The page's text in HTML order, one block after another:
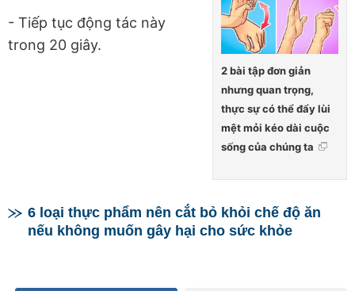
2 bài tập đơn giản
nhưng quan trọng,
thực sự có thể đẩy lùi
mệt mỏi kéo dài cuộc
sống của chúng ta
- Tiếp tục động tác này
trong 20 giây.
6 loại thực phẩm nên cắt bỏ khỏi chế độ ăn
nếu không muốn gây hại cho sức khỏe